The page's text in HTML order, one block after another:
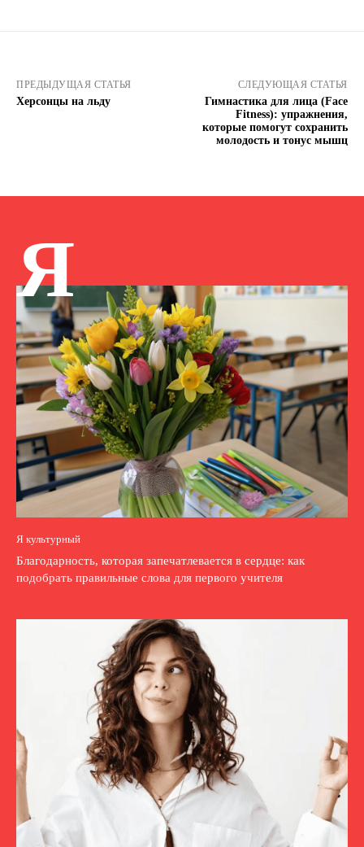
ПРЕДЫДУЩАЯ СТАТЬЯ
Херсонцы на льду
СЛЕДУЮЩАЯ СТАТЬЯ
Гимнастика для лица (Face
Fitness): упражнения,
которые помогут сохранить
молодость и тонус мышц
Я
Я культурный
Благодарность, которая запечатлевается в сердце: как
подобрать правильные слова для первого учителя